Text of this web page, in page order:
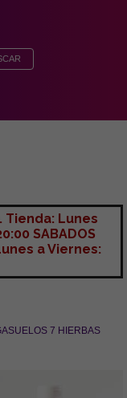
Tienda: Lunes
SABADOS
a Viernes:
7 HIERBAS